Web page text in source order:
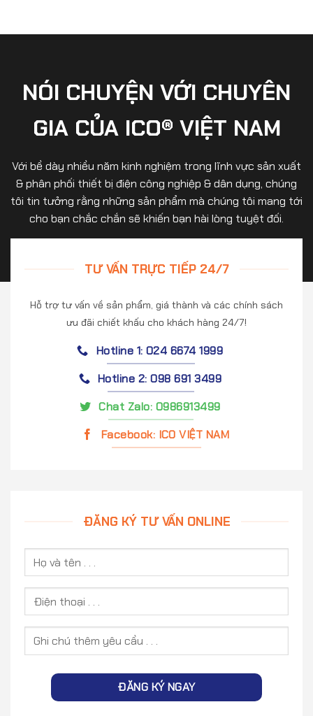
NÓI CHUYỆN VỚI CHUYÊN
GIA CỦA ICO® VIỆT NAM
Với bề dày nhiều năm kinh nghiệm trong lĩnh vực sản xuất
& phân phối thiết bị điện công nghiệp & dân dụng, chúng
tôi tin tưởng rằng những sản phẩm mà chúng tôi mang tới
cho bạn chắc chắn sẽ khiến bạn hài lòng tuyệt đối.
TƯ VẤN TRỰC TIẾP 24/7
Hỗ trợ tư vấn về sản phẩm, giá thành và các chính sách
ưu đãi chiết khấu cho khách hàng 24/7!
Hotline 1: 024 6674 1999
Hotline 2: 098 691 3499
Chat Zalo: 0986913499
Facebook: ICO VIỆT NAM
ĐĂNG KÝ TƯ VẤN ONLINE